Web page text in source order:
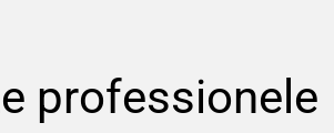
professionele